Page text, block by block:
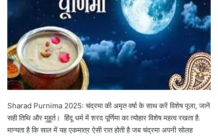
Sharad Purnima 2025: चंद्रमा की अमृत वर्षा के साथ करें विशेष पूजा, जानें
सही तिथि और मुहूर्त। हिंदू धर्म में शरद पूर्णिमा का त्योहार विशेष महत्व रखता है.
मान्यता है कि साल में यह एकमात्र ऐसी रात होती है जब चंद्रमा अपनी सोलह